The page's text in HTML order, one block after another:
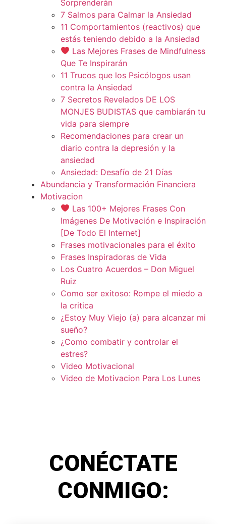
Sorprenderán
7 Salmos para Calmar la Ansiedad
11 Comportamientos (reactivos) que
estás teniendo debido a la Ansiedad
Las Mejores Frases de Mindfulness
Que Te Inspirarán
11 Trucos que los Psicólogos usan
contra la Ansiedad
7 Secretos Revelados DE LOS
MONJES BUDISTAS que cambiarán tu
vida para siempre
Recomendaciones para crear un
diario contra la depresión y la
ansiedad
Ansiedad: Desafío de 21 Días
Abundancia y Transformación Financiera
Motivacion
Las 100+ Mejores Frases Con
Imágenes De Motivación e Inspiración
[De Todo El Internet]
Frases motivacionales para el éxito
Frases Inspiradoras de Vida
Los Cuatro Acuerdos – Don Miguel
Ruiz
Como ser exitoso: Rompe el miedo a
la critica
¿Estoy Muy Viejo (a) para alcanzar mi
sueño?
¿Como combatir y controlar el
estres?
Video Motivacional
Video de Motivacion Para Los Lunes
CONÉCTATE
CONMIGO: